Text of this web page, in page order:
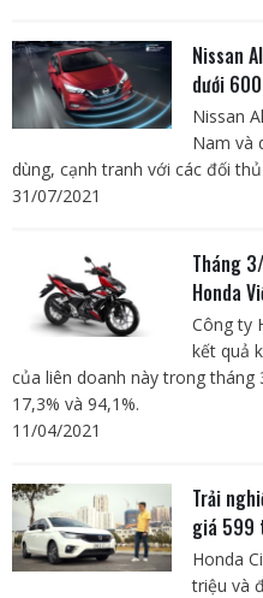
Nissan
dưới
Nissan
Nam và
dùng, cạnh tranh với các đối
31/07/2021
Tháng
Honda
Công ty
kết quả
của liên doanh này trong
17,3% và 94,1%.
11/04/2021
Trải
giá 599
Honda
triệu và